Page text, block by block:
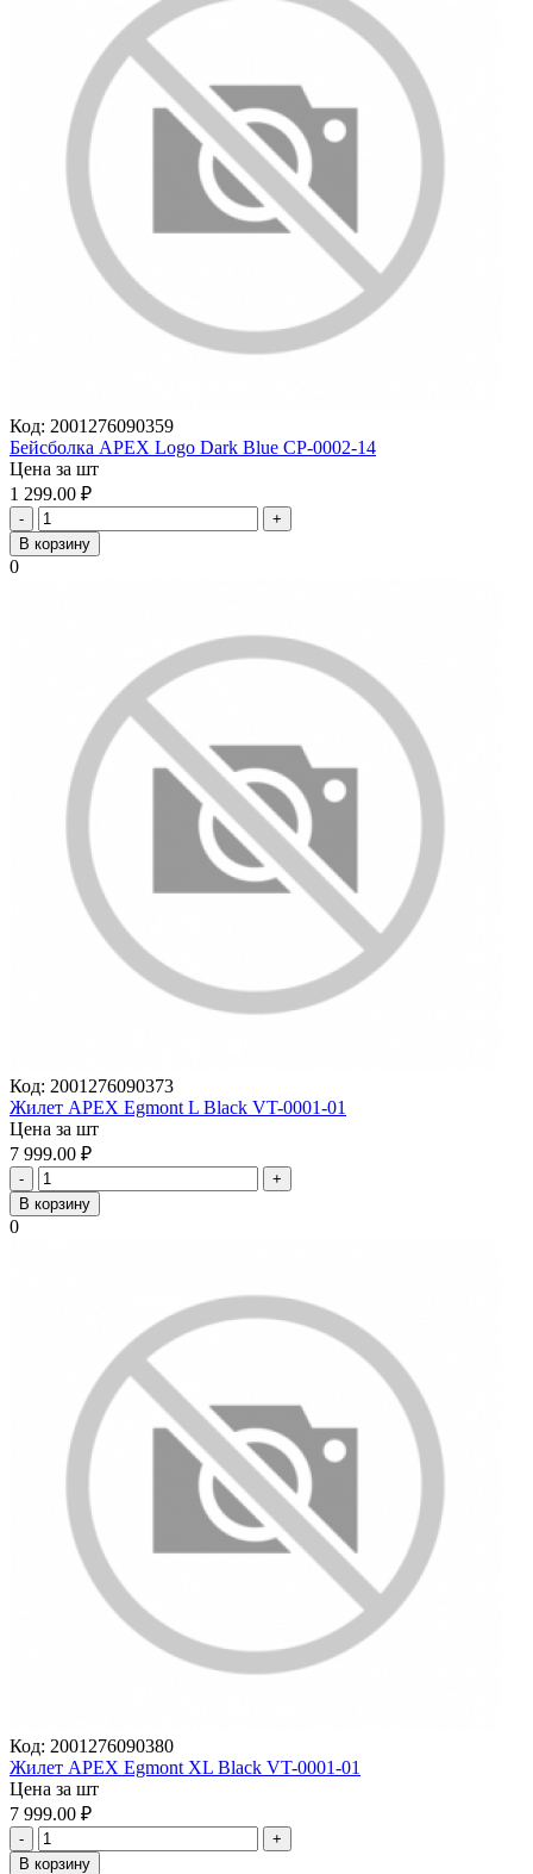
Код: 2001276090359
Бейсболка APEX Logo Dark Blue CP-0002-14
Цена за шт
1 299.00 ₽
-
+
В корзину
0
Код: 2001276090373
Жилет APEX Egmont L Black VT-0001-01
Цена за шт
7 999.00 ₽
-
+
В корзину
0
Код: 2001276090380
Жилет APEX Egmont XL Black VT-0001-01
Цена за шт
7 999.00 ₽
-
+
В корзину